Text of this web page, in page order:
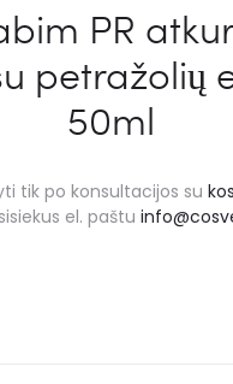
PR
petražolių
50ml
tik po konsultacijos su
el. paštu